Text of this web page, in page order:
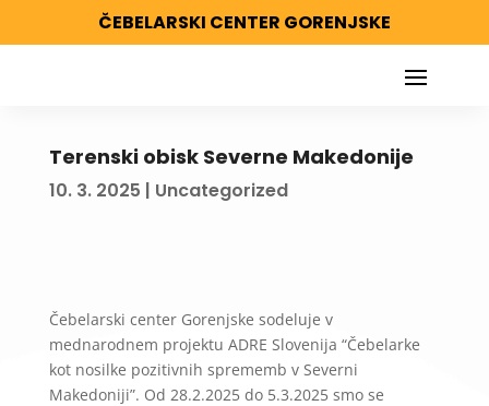
ČEBELARSKI CENTER GORENJSKE
Terenski obisk Severne Makedonije
10. 3. 2025 | Uncategorized
Čebelarski center Gorenjske sodeluje v
mednarodnem projektu ADRE Slovenija “Čebelarke
kot nosilke pozitivnih sprememb v Severni
Makedoniji”. Od 28.2.2025 do 5.3.2025 smo se